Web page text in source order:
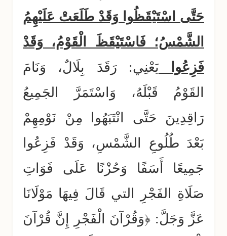
حَتَّى اسْتَيْقَظُوا وَقَدْ طَلَعَتْ عَلَيْهِمُ
الشَّمْسُ؛ فَاسْتَيْقَظَ الْقَوْمُ، وَقَدْ
فَزِعُوايَعْنِي: رَقَدَ بِلَالٌ، وَنَامَ
القَوْمُ قَبْلَهُ، وَاسْتَمَرَّ الجَمِيعُ
رَاقِدِينَ حَتَّى انْتَبَهُوا مِنْ نَوْمِهِمْ
بَعْدَ طُلُوعِ الشَّمْسِ، وَقَدْ فَزِعُوا
جَمِيعًا أَسَفًا وَحُزْنًا عَلَى فَوَاتِ
صَلَاةِ الفَجْرِ التي قَالَ فِيهَا مَوْلَانَا
عَزَّ وَجَلَّ: ﴿وَقُرْآنَ الْفَجْرِ إِنَّ قُرْآنَ